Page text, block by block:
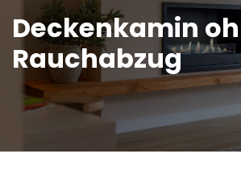
Deckenkamin
Rauchabzug